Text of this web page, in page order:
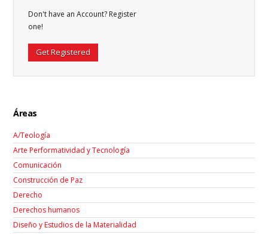
Don't have an Account? Register
one!
Get Registered
Áreas
A/Teología
Arte Performatividad y Tecnología
Comunicación
Construcción de Paz
Derecho
Derechos humanos
Diseño y Estudios de la Materialidad